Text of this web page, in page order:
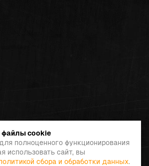
cookie
полноценного функционирования
использовать сайт, вы
сбора и обработки данных.